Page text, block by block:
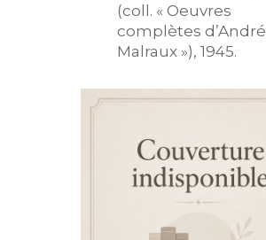
(coll. « Oeuvres
complètes d’André
Malraux »), 1945.